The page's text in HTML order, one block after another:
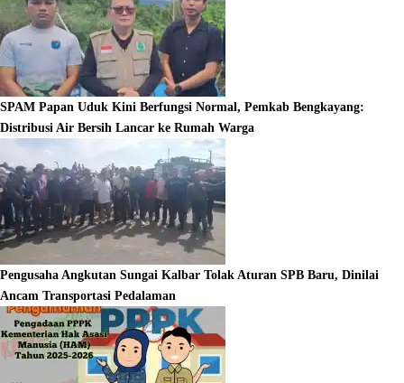
SPAM Papan Uduk Kini Berfungsi Normal, Pemkab Bengkayang:
Distribusi Air Bersih Lancar ke Rumah Warga
Pengusaha Angkutan Sungai Kalbar Tolak Aturan SPB Baru, Dinilai
Ancam Transportasi Pedalaman